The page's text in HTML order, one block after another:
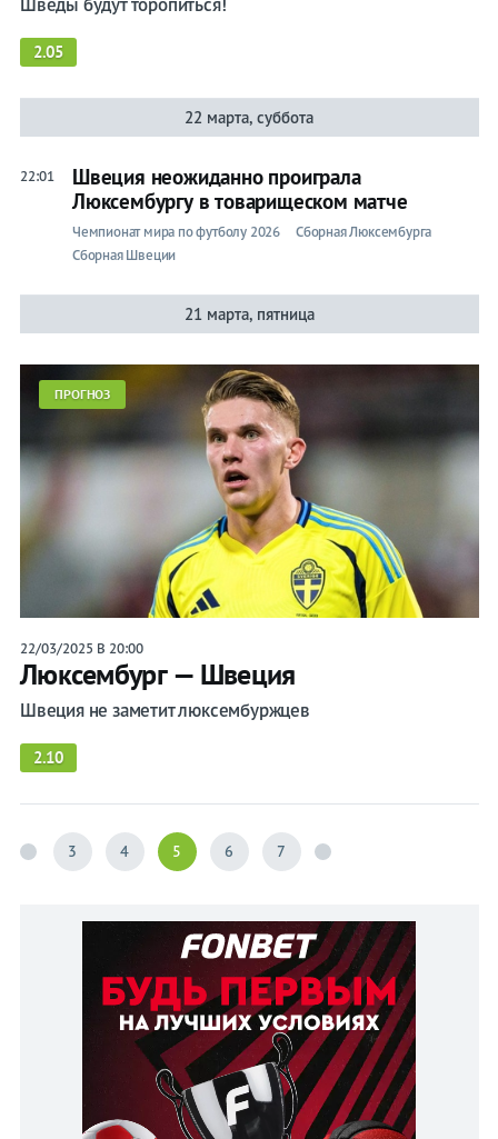
Шведы будут торопиться!
2.05
22 марта, суббота
22:01
Швеция неожиданно проиграла
Люксембургу в товарищеском матче
Чемпионат мира по футболу 2026
Сборная Люксембурга
Сборная Швеции
21 марта, пятница
ПРОГНОЗ
22/03/2025 В 20:00
Люксембург — Швеция
Швеция не заметит люксембуржцев
2.10
3 4 5 6 7